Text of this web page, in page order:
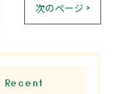
次のページ >
Recent